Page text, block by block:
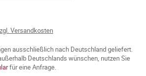
Versandkosten
ausschließlich nach Deutschland geliefert.
Deutschlands wünschen, nutzen Sie
für eine Anfrage.